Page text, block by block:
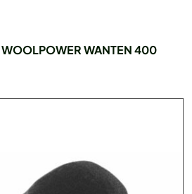
WOOLPOWER WANTEN 400